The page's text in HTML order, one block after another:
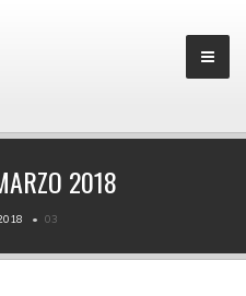
2018
03